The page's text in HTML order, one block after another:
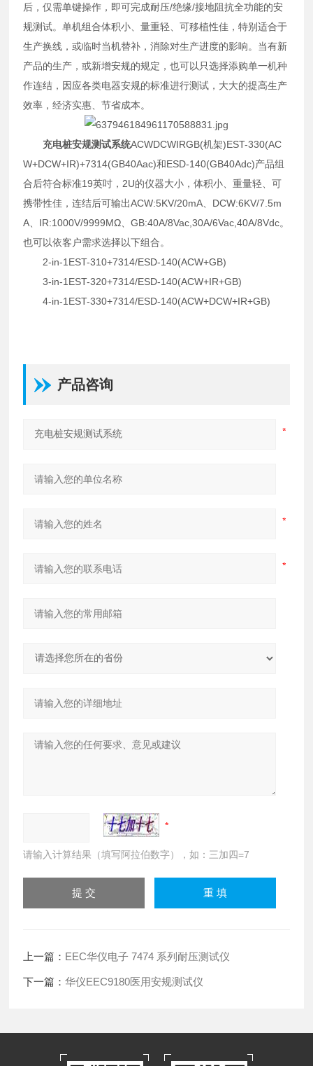
后，仅需单键操作，即可完成耐压/绝缘/接地阻抗全功能的安
规测试。单机组合体积小、量重轻、可移植性佳，特别适合于
生产换线，或临时当机替补，消除对生产进度的影响。当有新
产品的生产，或新增安规的规定，也可以只选择添购单一机种
作连结，因应各类电器安规的标准进行测试，大大的提高生产
效率，经济实惠、节省成本。
充电桩安规测试系统ACWDCWIRGB(机架)EST-330(AC
W+DCW+IR)+7314(GB40Aac)和ESD-140(GB40Adc)产品组
合后符合标准19英吋，2U的仪器大小，体积小、重量轻、可
携带性佳，连结后可输出ACW:5KV/20mA、DCW:6KV/7.5m
A、IR:1000V/9999MΩ、GB:40A/8Vac,30A/6Vac,40A/8Vdc。
也可以依客户需求选择以下组合。
2-in-1EST-310+7314/ESD-140(ACW+GB)
3-in-1EST-320+7314/ESD-140(ACW+IR+GB)
4-in-1EST-330+7314/ESD-140(ACW+DCW+IR+GB)
产品咨询
请输入计算结果（填写阿拉伯数字），如：三加四=7
上一篇： EEC华仪电子 7474 系列耐压测试仪
下一篇：华仪EEC9180医用安规测试仪